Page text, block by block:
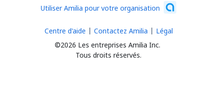
Utiliser Amilia pour votre organisation
©2026 Les entreprises Amilia Inc.
Tous droits réservés.
Centre d'aide Contactez Amilia Légal